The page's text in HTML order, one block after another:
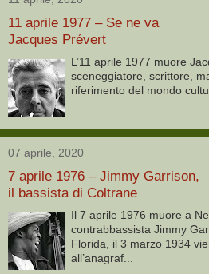
11 aprile 1977 – Se ne va
Jacques Prévert
L’11 aprile 1977 muore
sceneggiatore, scrittore,
riferimento del mondo
07 aprile, 2020
7 aprile 1976 – Jimmy Garrison,
il bassista di Coltrane
Il 7 aprile 1976 muore a
contrabbassista Jimmy
Florida, il 3 marzo 1934
all’anagraf...